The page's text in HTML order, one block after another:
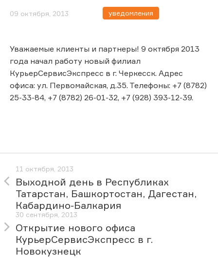
09 октября, 2013 уведомления
Уважаемые клиенты и партнеры! 9 октября 2013
года начал работу новый филиал
КурьерСервисЭкспресс в г. Черкесск. Адрес
офиса: ул. Первомайская, д.35. Телефоны: +7 (8782)
25-33-84, +7 (8782) 26-01-32, +7 (928) 393-12-39.
11 октября, 2013
Выходной день в Республиках
Татарстан, Башкортостан, Дагестан,
Кабардино-Балкария
30 сентября, 2013
Открытие нового офиса
КурьерСервисЭкспресс в г.
Новокузнецк